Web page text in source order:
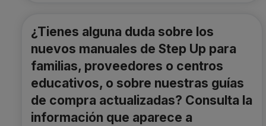
¿Tienes alguna duda sobre los
nuevos manuales de Step Up para
familias, proveedores o centros
educativos, o sobre nuestras guías
de compra actualizadas? Consulta la
información que aparece a